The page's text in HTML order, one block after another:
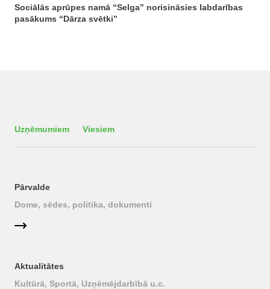
Sociālās aprūpes namā “Selga” norisināsies labdarības
pasākums “Dārza svētki”
Uzņēmumiem Viesiem
Pārvalde
Dome, sēdes, politika, dokumenti
Aktualitātes
Kultūrā, Sportā, Uzņēmējdarbībā u.c.